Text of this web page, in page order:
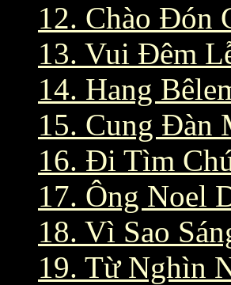
12. Chào Đón
13. Vui Đêm
14. Hang
15. Cung Đàn
16. Đi Tìm
17. Ông Noel
18. Vì Sao
19. Từ Nghìn